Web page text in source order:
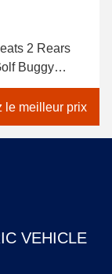
2 Rears
Buggy
le meilleur prix
VEHICLE